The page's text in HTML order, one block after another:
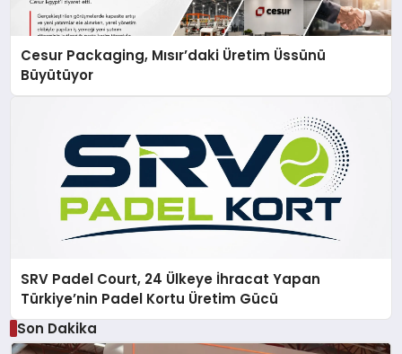
Cesur Packaging, Mısır’daki Üretim Üssünü
Büyütüyor
SRV Padel Court, 24 Ülkeye İhracat Yapan
Türkiye’nin Padel Kortu Üretim Gücü
Son Dakika